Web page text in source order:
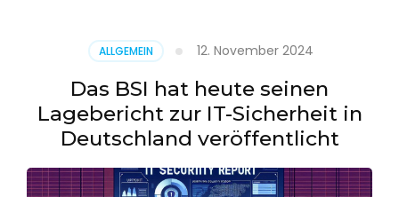
aus
CSV
erstellen
ALLGEMEIN 12. November 2024
Das BSI hat heute seinen
Lagebericht zur IT-Sicherheit in
Deutschland veröffentlicht